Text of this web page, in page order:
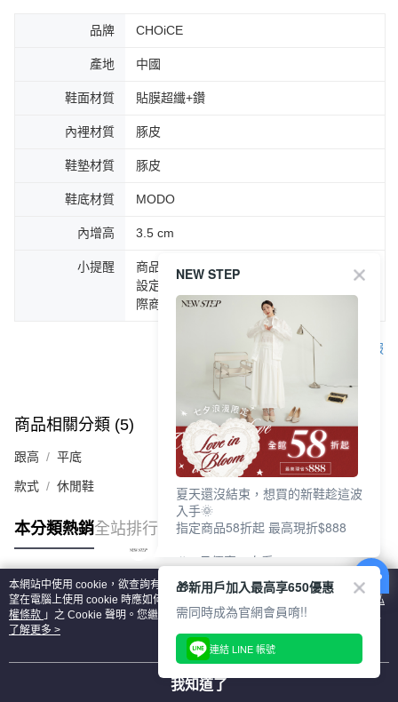
品牌 CHOiCE
產地 中國
鞋面材質 貼膜超纖+鑽
內裡材質 豚皮
鞋墊材質 豚皮
鞋底材質 MODO
內增高 3.5 cm
小提醒
商品圖片顏色會因拍攝燈光環境或個人螢幕
設定不同，而造成部份色差現象，顏色以實
際商品為主。
客服
商品相關分類 (5) 查看全部
跟高 平底
款式 休閒鞋
本分類熱銷全站排行
熱門標籤
本網站中使用 cookie，欲查詢有關本網站使用 cookie 方式之詳情，及若您不希
望在電腦上使用 cookie 時應如何變更電腦的 cookie 設定，請參閱本網站「
隱私
權條款 」之 Cookie 聲明。您繼續使用本網站即表示您同意本公司得按本網站使
用條款之 Cookie 聲明使用 cookie。
了解更多 >
我知道了
NEW STEP
夏天還沒結束，想買的新鞋趁這波
入手🌞
指定商品58折起 最高現折$888
🎉 8月優惠一次看
①LINE購物最高10%回饋
②每周限定品現折200
③指定商品58折起 最高現折$888
上班鞋、休閒鞋、涼鞋一次逛齊
好搭、出遊好走、聚會也漂亮
🎁新用戶加入最高享650優惠
需同時成為官網會員唷!!
連結 LINE 帳號